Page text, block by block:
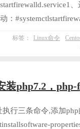
：
标签： Linux命令
装php7.2，
执行三条命令,添加